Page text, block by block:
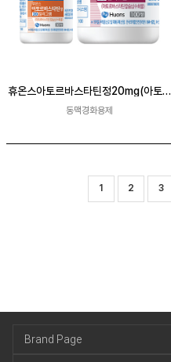
휴온스아토르바스타틴정20mg(아토르
동맥경화용제
1 2 3
Brand Page